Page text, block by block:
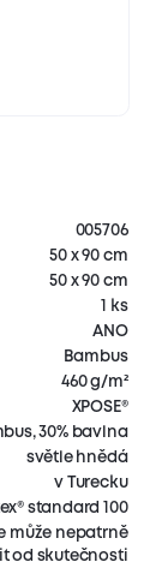
005706
50 x 90 cm
50 x 90 cm
1 ks
ANO
Bambus
460 g/m²
XPOSE®
30% bavlna
světle hnědá
v Turecku
standard 100
může nepatrně
od skutečnosti